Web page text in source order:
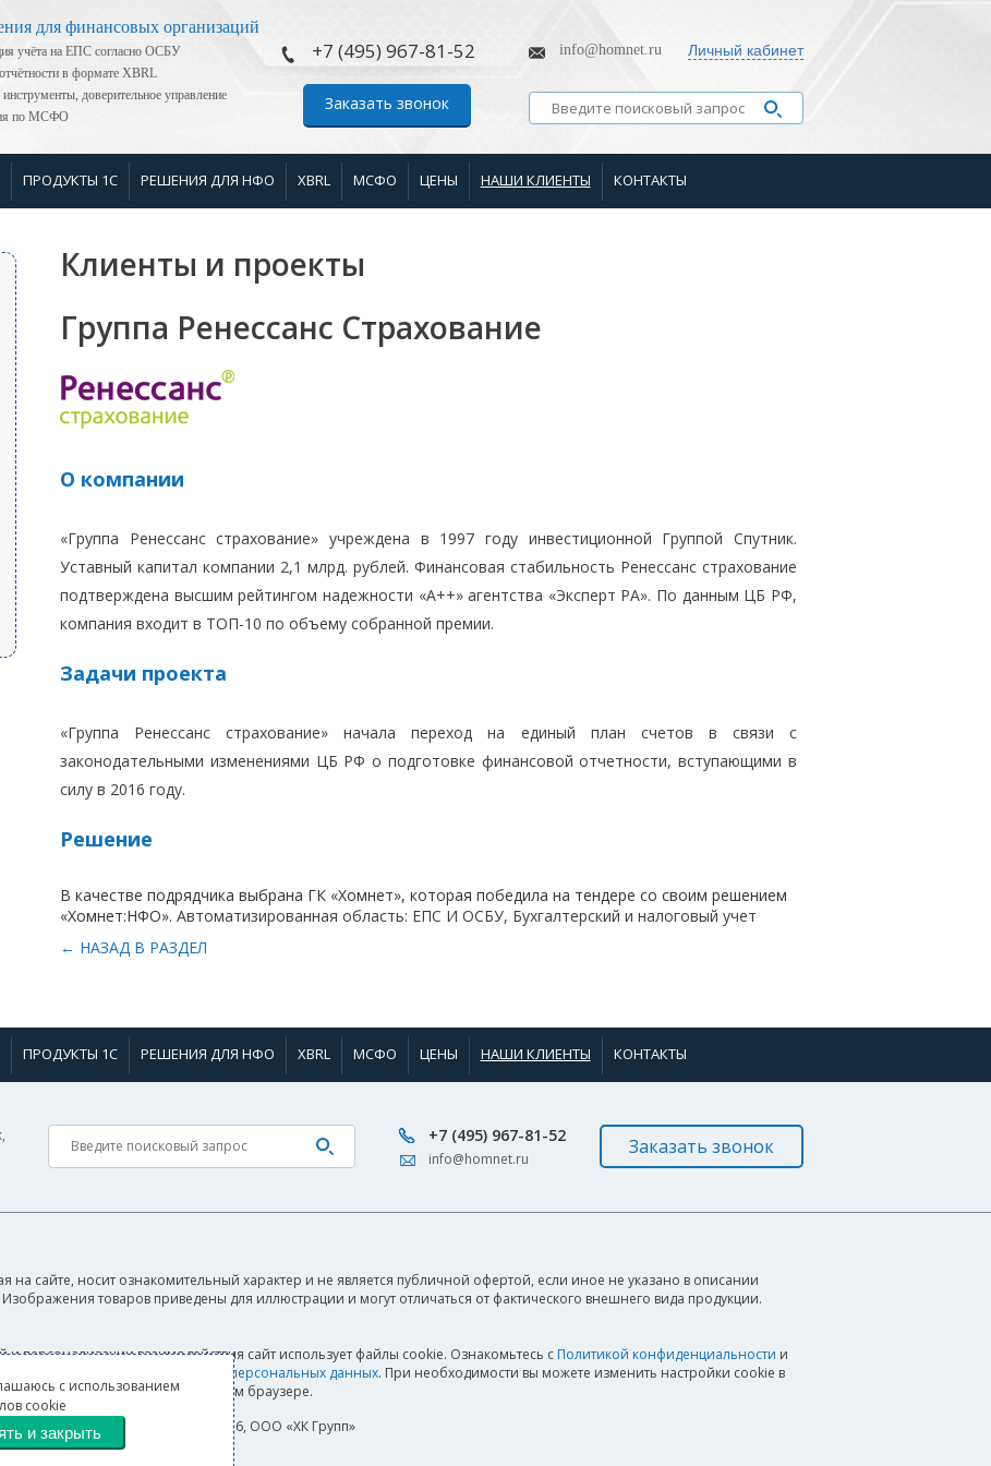
для финансовых организаций
учёта на ЕПС согласно ОСБУ
в формате XBRL
доверительное управление
по МСФО
+7 (495) 967-81-52
Заказать звонок
info@homnet.ru Личный кабинет
ПРОДУКТЫ 1С РЕШЕНИЯ ДЛЯ НФО XBRL МСФО ЦЕНЫ НАШИ КЛИЕНТЫ КОНТАКТЫ
Клиенты и проекты
Группа Ренессанс Страхование
О компании
«Группа Ренессанс страхование» учреждена в 1997 году инвестиционной Группой Спутник.
Уставный капитал компании 2,1 млрд. рублей. Финансовая стабильность Ренессанс страхование
подтверждена высшим рейтингом надежности «А++» агентства «Эксперт РА». По данным ЦБ РФ,
компания входит в ТОП-10 по объему собранной премии.
Задачи проекта
«Группа Ренессанс страхование» начала переход на единый план счетов в связи с
законодательными изменениями ЦБ РФ о подготовке финансовой отчетности, вступающими в
силу в 2016 году.
Решение
В качестве подрядчика выбрана ГК «Хомнет», которая победила на тендере со своим решением
«Хомнет:НФО». Автоматизированная область: ЕПС И ОСБУ, Бухгалтерский и налоговый учет
← НАЗАД В РАЗДЕЛ
ПРОДУКТЫ 1С РЕШЕНИЯ ДЛЯ НФО XBRL МСФО ЦЕНЫ НАШИ КЛИЕНТЫ КОНТАКТЫ
+7 (495) 967-81-52
info@homnet.ru
Заказать звонок
на сайте, носит ознакомительный характер и не является публичной офертой, если иное не указано в описании
Изображения товаров приведены для иллюстрации и могут отличаться от фактического внешнего вида продукции.
и персонализации взаимодействия сайт использует файлы cookie. Ознакомьтесь с Политикой конфиденциальности и
Согласием на обработку персональных данных. При необходимости вы можете изменить настройки cookie в
своём браузере.
© 2000–2026, ООО «ХК Групп»
с использованием
cookie
и закрыть